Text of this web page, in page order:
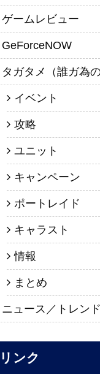
ゲームレビュー
GeForceNOW
タガタメ（誰ガ為
イベント
攻略
ユニット
キャンペーン
ポートレイド
キャラスト
情報
まとめ
ニュース／トレンド
リンク